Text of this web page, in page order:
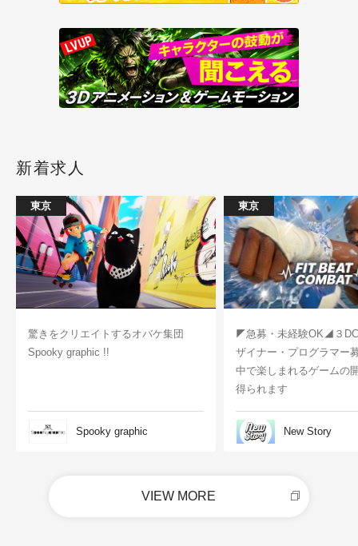
新着求人
東京
驚きをクリエイトするオバケ集団
Spooky graphic !!
Spooky graphic
東京
◤急募・未経験OK◢３
ザイナー・プログラマー
中で楽しまれるゲームの
得られます
New Story
VIEW MORE